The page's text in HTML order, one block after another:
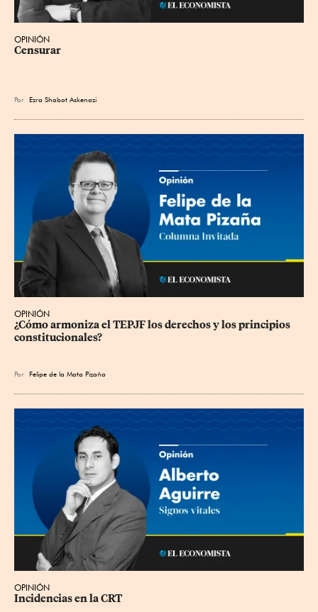
OPINIÓN
Censurar
Por Ezra Shabot Askenazi
OPINIÓN
¿Cómo armoniza el TEPJF los derechos y los principios
constitucionales?
Por Felipe de la Mata Pizaña
OPINIÓN
Incidencias en la CRT